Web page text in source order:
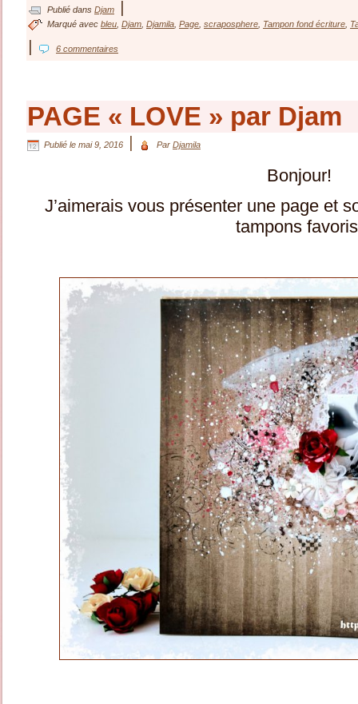
Publié dans Djam
Marqué avec bleu Djam Djamila Page scraposphere Tampon fond écriture
6 commentaires
PAGE « LOVE » par Djam
Publié le mai 9, 2016 Par Djamila
Bonjour!
J’aimerais vous présenter une page et
tampons